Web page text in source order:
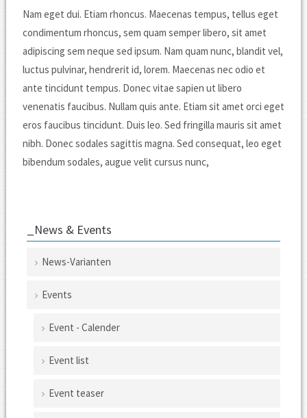
Nam eget dui. Etiam rhoncus. Maecenas tempus, tellus eget
condimentum rhoncus, sem quam semper libero, sit amet
adipiscing sem neque sed ipsum. Nam quam nunc, blandit vel,
luctus pulvinar, hendrerit id, lorem. Maecenas nec odio et
ante tincidunt tempus. Donec vitae sapien ut libero
venenatis faucibus. Nullam quis ante. Etiam sit amet orci eget
eros faucibus tincidunt. Duis leo. Sed fringilla mauris sit amet
nibh. Donec sodales sagittis magna. Sed consequat, leo eget
bibendum sodales, augue velit cursus nunc,
_News & Events
überspringen
News-Varianten
Events
Event - Calender
Event list
Event teaser